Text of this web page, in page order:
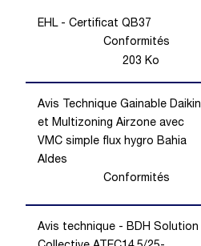
EHL - Certificat QB37
Conformités
203 Ko
Avis Technique Gainable Daikin
et Multizoning Airzone avec
VMC simple flux hygro Bahia
Aldes
Conformités
Avis technique - BDH Solution